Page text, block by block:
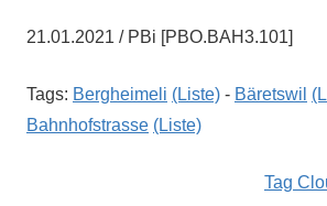
21.01.2021 / PBi [PBO.BAH3.101]
Tags: Bergheimeli (Liste) - Bäretswil
Bahnhofstrasse (Liste)
Tag